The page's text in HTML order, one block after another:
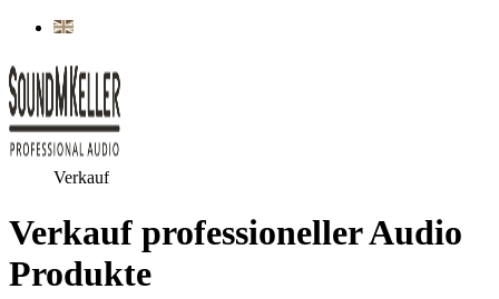
Sprache auswählen
Verkauf
Verkauf professioneller Audio
Produkte